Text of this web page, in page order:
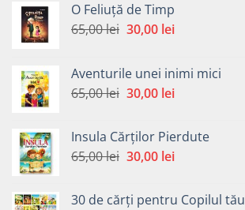
O Feliuță de Timp
65,00lei Prețul
fost:
65,00 lei.
30,00 leiPrețul
30,00 lei.
Aventurile unei inimi mici
65,00lei Prețul
fost:
65,00 lei.
30,00 leiPrețul
30,00 lei.
Insula Cărților Pierdute
65,00lei Prețul
fost:
30,00 leiPrețul
30,00 lei.
30 de cărți pentru Copilul tău